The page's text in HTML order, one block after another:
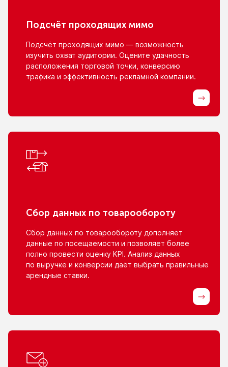
Подсчёт проходящих мимо
Подсчёт проходящих мимо — возможность
изучить охват аудитории. Оцените удачность
расположения торговой точки, конверсию
трафика и эффективность рекламной компании.
Сбор данных по товарообороту
Сбор данных по товарообороту дополняет
данные по посещаемости и позволяет более
полно провести оценку KPI. Анализ данных
по выручке и конверсии даёт выбрать правильные
арендные ставки.